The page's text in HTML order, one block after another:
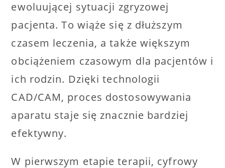
ewoluującej sytuacji zgryzowej
pacjenta. To wiąże się z dłuższym
czasem leczenia, a także większym
obciążeniem czasowym dla pacjentów i
ich rodzin. Dzięki technologii
CAD/CAM, proces dostosowywania
aparatu staje się znacznie bardziej
efektywny.
W pierwszym etapie terapii, cyfrowy